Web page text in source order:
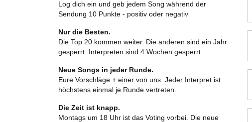
Log dich ein und geb jedem Song während der
Sendung 10 Punkte - positiv oder negativ
Nur die Besten.
Die Top 20 kommen weiter. Die anderen sind ein Jahr
gesperrt. Interpreten sind 4 Wochen gesperrt.
Neue Songs in jeder Runde.
Eure Vorschläge + einer von uns. Jeder Interpret ist
höchstens einmal je Runde vertreten.
Die Zeit ist knapp.
Montags um 18 Uhr ist das Voting vorbei. Die neue